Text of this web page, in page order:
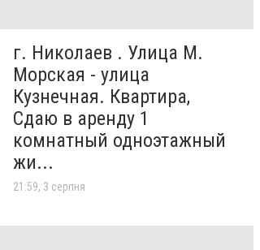
г. Николаев . Улица М.
Морская - улица
Кузнечная. Квартира,
Сдаю в аренду 1
комнатный одноэтажный
жи...
21:59, 3 серпня